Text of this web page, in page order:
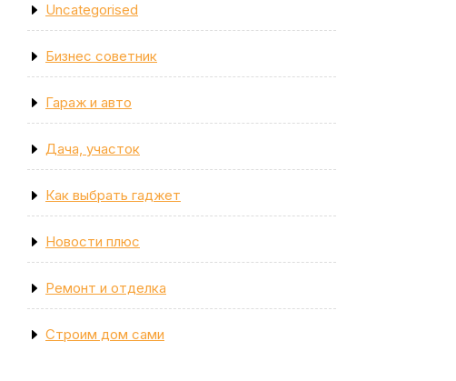
Uncategorised
Бизнес советник
Гараж и авто
Дача, участок
Как выбрать гаджет
Новости плюс
Ремонт и отделка
Строим дом сами